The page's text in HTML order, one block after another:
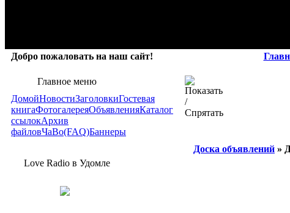
Добро пожаловать на наш сайт!
Главное меню
ДомойНовостиЗаголовкиГостевая
книгаФотогалереяОбъявленияКаталог
ссылокАрхив
файловЧаВо(FAQ)Баннеры
Love Radio в Удомле
Доска объявлений »